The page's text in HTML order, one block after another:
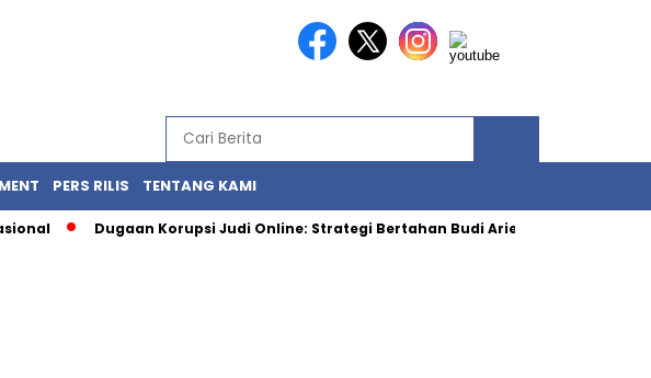
PERS RILIS TENTANG KAMI
Dugaan Korupsi Judi Online: Strategi Bertahan Budi Arie dalam Pusaran